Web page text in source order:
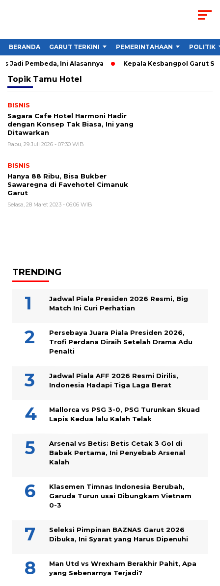
BERANDA GARUT TERKINI PEMERINTAHAAN POLITIK
Jadi Pembeda, Ini Alasannya Kepala Kesbangpol Garut
Topik Tamu Hotel
BISNIS
Sagara Cafe Hotel Harmoni Hadir
dengan Konsep Tak Biasa, Ini yang
Ditawarkan
Rabu, 29 Juli 2026 - 07:30 WIB
BISNIS
Hanya 88 Ribu, Bisa Bukber
Sawaregna di Favehotel Cimanuk
Garut
Selasa, 28 Maret 2023 - 06:06 WIB
TRENDING
Jadwal Piala Presiden 2026 Resmi, Big
Match Ini Curi Perhatian
Persebaya Juara Piala Presiden 2026,
Trofi Perdana Diraih Setelah Drama Adu
Penalti
Jadwal Piala AFF 2026 Resmi Dirilis,
Indonesia Hadapi Tiga Laga Berat
Mallorca vs PSG 3-0, PSG Turunkan Skuad
Lapis Kedua lalu Kalah Telak
Arsenal vs Betis: Betis Cetak 3 Gol di
Babak Pertama, Ini Penyebab Arsenal
Kalah
Klasemen Timnas Indonesia Berubah,
Garuda Turun usai Dibungkam Vietnam
0-3
Seleksi Pimpinan BAZNAS Garut 2026
Dibuka, Ini Syarat yang Harus Dipenuhi
Man Utd vs Wrexham Berakhir Pahit, Apa
yang Sebenarnya Terjadi?